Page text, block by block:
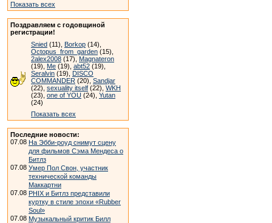
Показать всех
Поздравляем с годовщиной
регистрации!
Snied (11), Borkop (14),
Octopus_from_garden (15),
2alex2008 (17), Magnateron
(19), Me (19), abt52 (19),
Seralvin (19), DISCO
COMMANDER (20), Sandjar
(22), sexuality itself (22), WKH
(23), one of YOU (24), Yutan
(24)
Показать всех
Последние новости:
07.08 На Эбби-роуд снимут сцену
для фильмов Сэма Мендеса о
Битлз
07.08 Умер Пол Свон, участник
технической команды
Маккартни
07.08 PHIX и Битлз представили
куртку в стиле эпохи «Rubber
Soul»
07.08 Музыкальный критик Билл